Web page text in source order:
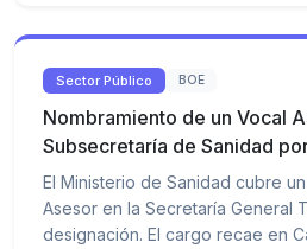
Sector Público BOE
Nombramiento de un Vocal
Subsecretaría de Sanidad
El Ministerio de Sanidad cubre
Asesor en la Secretaría General
designación. El cargo recae en